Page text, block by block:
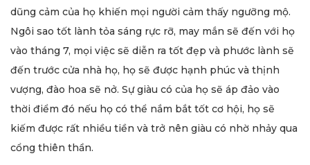
dũng cảm của họ khiến mọi người cảm thấy ngưỡng mộ.
Ngôi sao tốt lành tỏa sáng rực rỡ, may mắn sẽ đến với họ
vào tháng 7, mọi việc sẽ diễn ra tốt đẹp và phước lành sẽ
đến trước cửa nhà họ, họ sẽ được hạnh phúc và thịnh
vượng, đào hoa sẽ nở. Sự giàu có của họ sẽ áp đảo vào
thời điểm đó nếu họ có thể nắm bắt tốt cơ hội, họ sẽ
kiếm được rất nhiều tiền và trở nên giàu có nhờ nhảy qua
cổng thiên thần.